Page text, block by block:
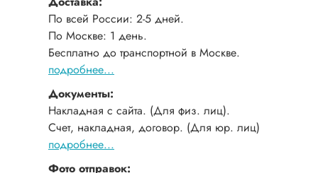
По всей России: 2-5 дней.
По Москве: 1 день.
Бесплатно до транспортной в Москве.
подробнее...
Документы:
Накладная с сайта. (Для физ. лиц).
Счет, накладная, договор. (Для юр. лиц)
подробнее...
Фото отправок: